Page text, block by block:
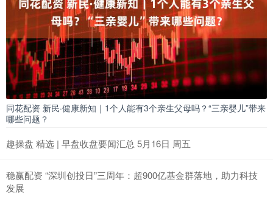
同花配资 新民·健康新知｜1个人能有3个亲生父母吗？“三亲婴儿”带来
哪些问题？
趣操盘 精选 | 早盘收盘要闻汇总 5月16日 周五
稳赢配资 “深圳创投日”三周年：超900亿基金群落地，助力科技
发展